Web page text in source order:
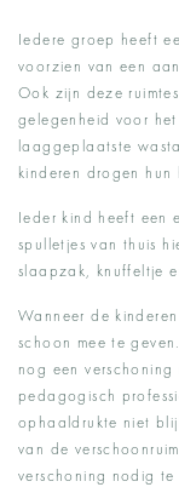
Iedere groep heeft
voorzien van een
Ook zijn deze
gelegenheid voor
laaggeplaatste
kinderen drogen
Ieder kind heeft een
spulletjes van thuis
slaapzak, knuffeltje
Wanneer de
schoon mee te
nog een
pedagogisch
ophaaldrukte niet
van de
verschoning nodig